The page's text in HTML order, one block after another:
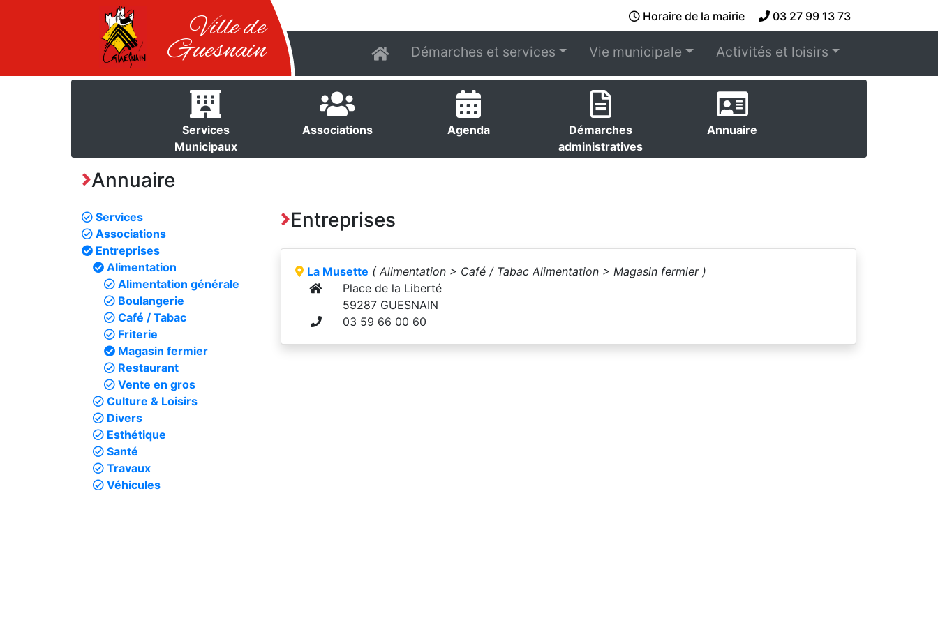
Ville de
Guesnain
Horaire de la mairie 03 27 99 13 73
Démarches et services Vie municipale Activités et loisirs
Services
Municipaux
Associations Agenda
Démarches
administratives
Annuaire
Annuaire
Services
Associations
Entreprises
Alimentation
Alimentation générale
Boulangerie
Café / Tabac
Friterie
Magasin fermier
Restaurant
Vente en gros
Culture & Loisirs
Divers
Esthétique
Santé
Travaux
Véhicules
Entreprises
La Musette ( Alimentation > Café / Tabac Alimentation > Magasin fermier )
Place de la Liberté
59287 GUESNAIN
03 59 66 00 60